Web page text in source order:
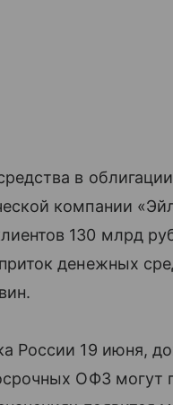
в
компании
130 млрд
денежных
России 19 июня,
ОФЗ могут